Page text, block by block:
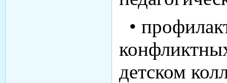
•
детском